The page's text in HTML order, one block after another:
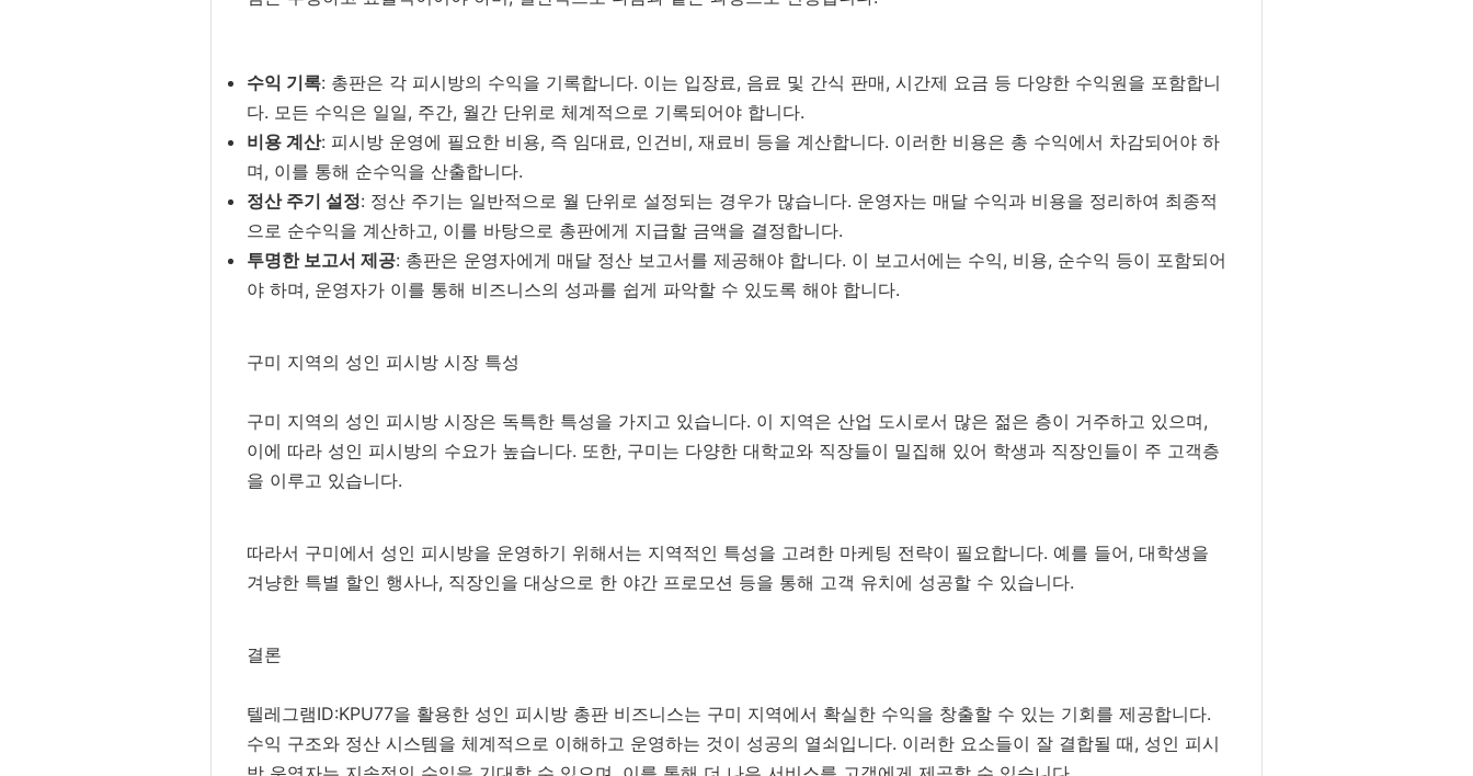
수익 기록: 총판은 각 피시방의 수익을 기록합니다. 이는 입장료, 음료 및 간식 판매, 시간제 요금 등 다양한 수익원을 포함합니
다. 모든 수익은 일일, 주간, 월간 단위로 체계적으로 기록되어야 합니다.
비용 계산: 피시방 운영에 필요한 비용, 즉 임대료, 인건비, 재료비 등을 계산합니다. 이러한 비용은 총 수익에서 차감되어야 하
며, 이를 통해 순수익을 산출합니다.
정산 주기 설정: 정산 주기는 일반적으로 월 단위로 설정되는 경우가 많습니다. 운영자는 매달 수익과 비용을 정리하여 최종적
으로 순수익을 계산하고, 이를 바탕으로 총판에게 지급할 금액을 결정합니다.
투명한 보고서 제공: 총판은 운영자에게 매달 정산 보고서를 제공해야 합니다. 이 보고서에는 수익, 비용, 순수익 등이 포함되어
야 하며, 운영자가 이를 통해 비즈니스의 성과를 쉽게 파악할 수 있도록 해야 합니다.
구미 지역의 성인 피시방 시장 특성
구미 지역의 성인 피시방 시장은 독특한 특성을 가지고 있습니다. 이 지역은 산업 도시로서 많은 젊은 층이 거주하고 있으며,
이에 따라 성인 피시방의 수요가 높습니다. 또한, 구미는 다양한 대학교와 직장들이 밀집해 있어 학생과 직장인들이 주 고객층
을 이루고 있습니다.
따라서 구미에서 성인 피시방을 운영하기 위해서는 지역적인 특성을 고려한 마케팅 전략이 필요합니다. 예를 들어, 대학생을
겨냥한 특별 할인 행사나, 직장인을 대상으로 한 야간 프로모션 등을 통해 고객 유치에 성공할 수 있습니다.
결론
텔레그램ID:KPU77을 활용한 성인 피시방 총판 비즈니스는 구미 지역에서 확실한 수익을 창출할 수 있는 기회를 제공합니다.
수익 구조와 정산 시스템을 체계적으로 이해하고 운영하는 것이 성공의 열쇠입니다. 이러한 요소들이 잘 결합될 때, 성인 피시